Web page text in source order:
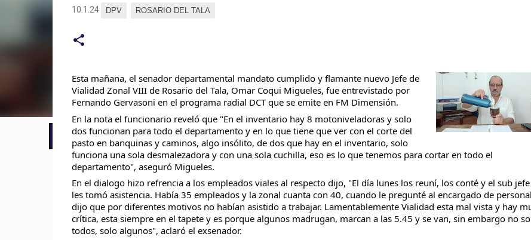
📢 LO ÚLTIMO
10.1.24 DPV ROSARIO DEL TALA
Esta mañana, el senador departamental mandato cumplido y flamante nuevo Jefe de
Vialidad Zonal VIII de Rosario del Tala, Omar Coqui Migueles, fue entrevistado por
Fernando Gervasoni en el programa radial DCT que se emite en FM Dimensión.
En la nota el funcionario reveló que "En el inventario hay 8 motoniveladoras y solo
dos funcionan para todo el departamento y en lo que tiene que ver con el corte del
pasto en banquinas y caminos, algo insólito, de dos que hay en el inventario, solo
funciona una sola desmalezadora y con una sola cuchilla, eso es lo que tenemos para cortar en todo el
departamento", aseguró Migueles.
En el dialogo hizo refrencia a los empleados viales al respecto dijo, "El día lunes los reuní, los conté y el sub
les tomó asistencia. Había 35 empleados y la zonal cuanta con 40, cuando le pregunté al encargado de
dijo que por diferentes motivos no habían asistido a trabajar. Lamentablemente Vialidad esta mal vista y hay
crítica, esta siempre en el tapete y es porque algunos madrugan, marcan a las 5.45 y se van, sin embargo no
todos, solo algunos", aclaró el exsenador.